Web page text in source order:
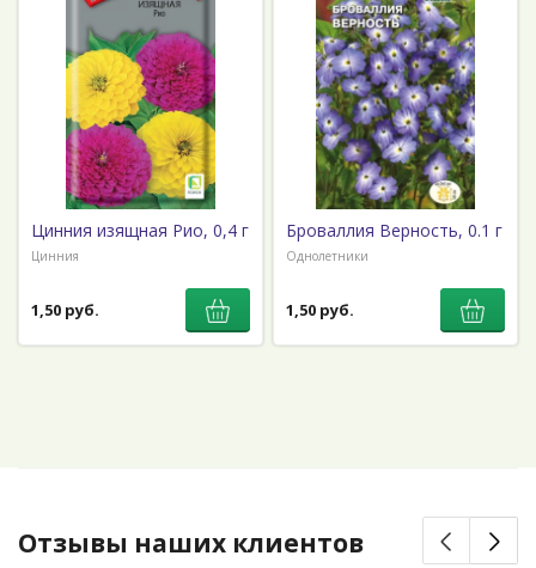
Цинния изящная Рио, 0,4 г
Цинния
1,50 руб.
Броваллия Верность, 0.1 г
Однолетники
1,50 руб.
Отзывы наших клиентов